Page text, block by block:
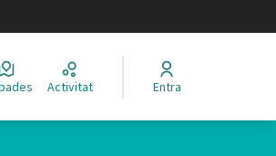
Activitat Entra